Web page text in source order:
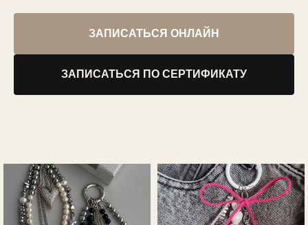
ЗАПИСАТЬСЯ ОНЛАЙН
ЗАПИСАТЬСЯ ПО СЕРТИФИКАТУ